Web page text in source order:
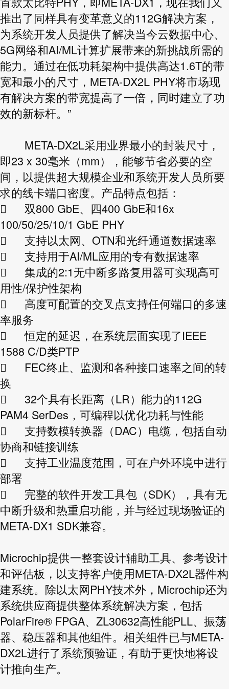
推出了同样具有变革意义的112G解决方案，
为系统开发人员提供了解决当今云数据中心、
5G网络和AI/ML计算扩展带来的新挑战所需的
能力。通过在低功耗架构中提供高达1.6T的带
宽和最小的尺寸，META-DX2L PHY将市场现
有解决方案的带宽提高了一倍，同时建立了功
效的新标杆。”
META-DX2L采用业界最小的封装尺寸，
即23 x 30毫米（mm），能够节省必要的空
间，以提供超大规模企业和系统开发人员所要
求的线卡端口密度。产品特点包括：

双800 GbE、四400 GbE和16x
100/50/25/10/1 GbE PHY

支持以太网、OTN和光纤通道数据速率

支持用于AI/ML应用的专有数据速率

集成的2:1无中断多路复用器可实现高可
用性/保护性架构

高度可配置的交叉点支持任何端口的多速
率服务

恒定的延迟，在系统层面实现了IEEE
1588 C/D类PTP

FEC终止、监测和各种接口速率之间的转
换

32个具有长距离（LR）能力的112G
PAM4 SerDes，可编程以优化功耗与性能

支持数模转换器（DAC）电缆，包括自动
协商和链接训练

支持工业温度范围，可在户外环境中进行
部署

完整的软件开发工具包（SDK），具有无
中断升级和热重启功能，并与经过现场验证的
META-DX1 SDK兼容。
Microchip提供一整套设计辅助工具、参考设计
和评估板，以支持客户使用META-DX2L器件构
建系统。除以太网PHY技术外，Microchip还为
系统供应商提供整体系统解决方案，包括
PolarFire® FPGA、ZL30632高性能PLL、振荡
器、稳压器和其他组件。相关组件已与META-
DX2L进行了系统预验证，有助于更快地将设
计推向生产。